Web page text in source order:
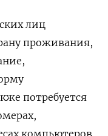
лиц
проживания,
потребуется